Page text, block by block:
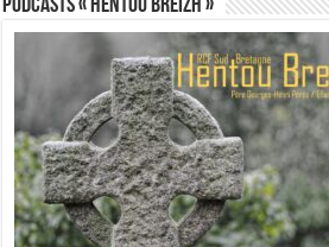
PODCASTS « Hentoù Breizh »